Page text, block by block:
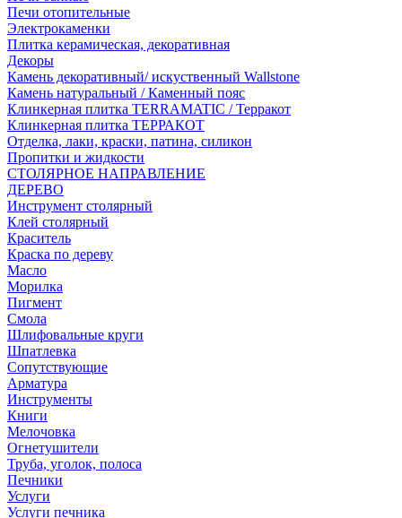
Печи отопительные
Электрокаменки
Плитка керамическая, декоративная
Декоры
Камень декоративный/ искуственный Wallstone
Камень натуральный / Каменный пояс
Клинкерная плитка TERRAMATIC / Терракот
Клинкерная плитка ТЕРРАКОТ
Отделка, лаки, краски, патина, силикон
Пропитки и жидкости
СТОЛЯРНОЕ НАПРАВЛЕНИЕ
ДЕРЕВО
Инструмент столярный
Клей столярный
Краситель
Краска по дереву
Масло
Морилка
Пигмент
Смола
Шлифовальные круги
Шпатлевка
Сопутствующие
Арматура
Инструменты
Книги
Мелочовка
Огнетушители
Труба, уголок, полоса
Печники
Услуги
Услуги печника